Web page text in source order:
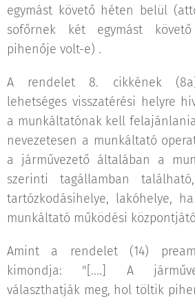
egymást követő héten belül
sofőrnek két egymást
pihenője volt-e) .
A rendelet 8. cikkének
lehetséges visszatérési helyre
a munkáltatónak kell
nevezetesen a munkáltató
a járművezető általában a
szerinti tagállamban
tartózkodásihelye, lakóhelye,
munkáltató működési
Amint a rendelet (14)
kimondja: "[....] A
választhatják meg, hol töltik